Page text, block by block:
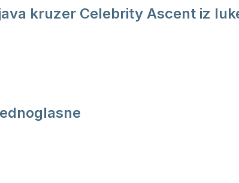
kruzer Celebrity Ascent iz